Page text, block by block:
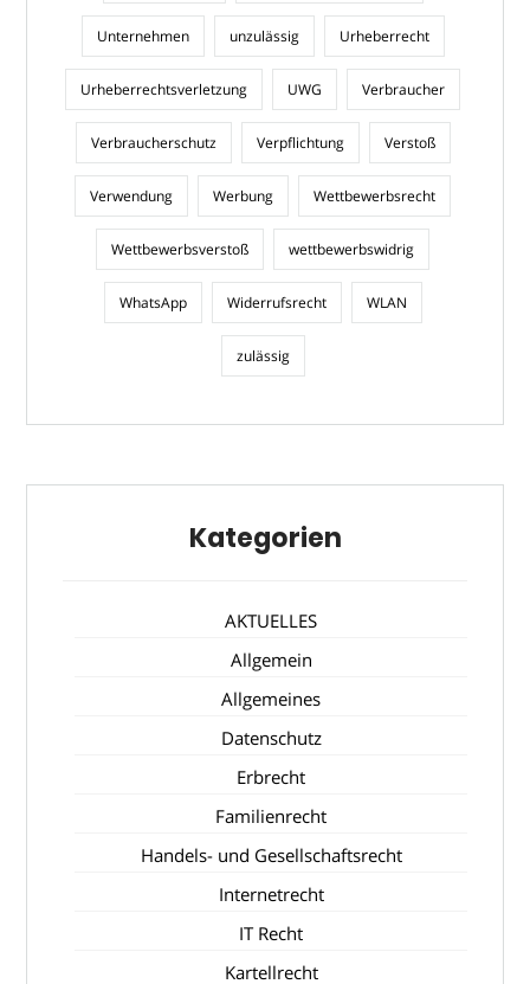
Unternehmen unzulässig Urheberrecht
Urheberrechtsverletzung UWG Verbraucher
Verbraucherschutz Verpflichtung Verstoß
Verwendung Werbung Wettbewerbsrecht
Wettbewerbsverstoß wettbewerbswidrig
WhatsApp Widerrufsrecht WLAN
zulässig
Kategorien
AKTUELLES
Allgemein
Allgemeines
Datenschutz
Erbrecht
Familienrecht
Handels- und Gesellschaftsrecht
Internetrecht
IT Recht
Kartellrecht